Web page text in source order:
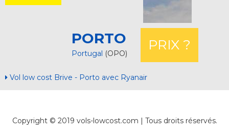
PORTO
Portugal (OPO)
PRIX ?
Vol low cost Brive - Porto avec Ryanair
Copyright © 2019 vols-lowcost.com | Tous droits réservés.